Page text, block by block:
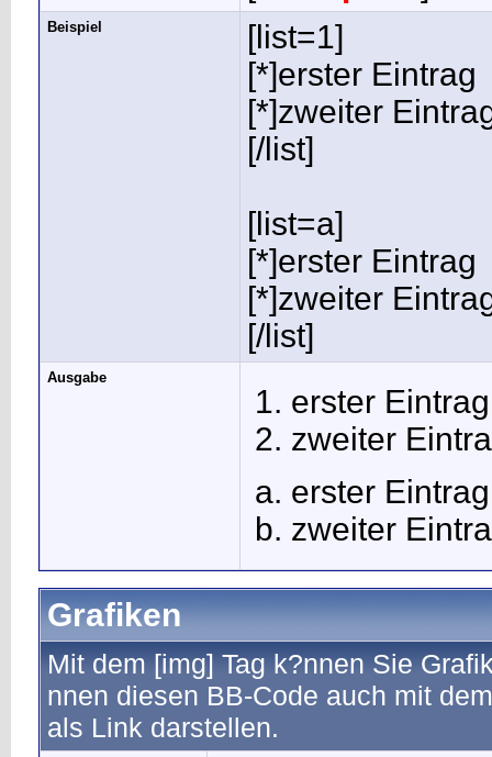
Beispiel
[list=1]
[*]erster Eintrag
[*]zweiter
[/list]
[list=a]
[*]erster Eintrag
[*]zweiter
[/list]
Ausgabe
erster Eintrag
zweiter
erster Eintrag
zweiter
Grafiken
Mit dem [img] Tag k?nnen Sie
nnen diesen BB-Code auch mit
als Link darstellen.